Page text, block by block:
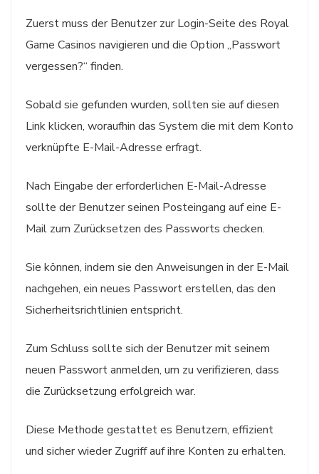
Zuerst muss der Benutzer zur Login-Seite des Royal
Game Casinos navigieren und die Option „Passwort
vergessen?“ finden.
Sobald sie gefunden wurden, sollten sie auf diesen
Link klicken, woraufhin das System die mit dem Konto
verknüpfte E-Mail-Adresse erfragt.
Nach Eingabe der erforderlichen E-Mail-Adresse
sollte der Benutzer seinen Posteingang auf eine E-
Mail zum Zurücksetzen des Passworts checken.
Sie können, indem sie den Anweisungen in der E-Mail
nachgehen, ein neues Passwort erstellen, das den
Sicherheitsrichtlinien entspricht.
Zum Schluss sollte sich der Benutzer mit seinem
neuen Passwort anmelden, um zu verifizieren, dass
die Zurücksetzung erfolgreich war.
Diese Methode gestattet es Benutzern, effizient
und sicher wieder Zugriff auf ihre Konten zu erhalten.